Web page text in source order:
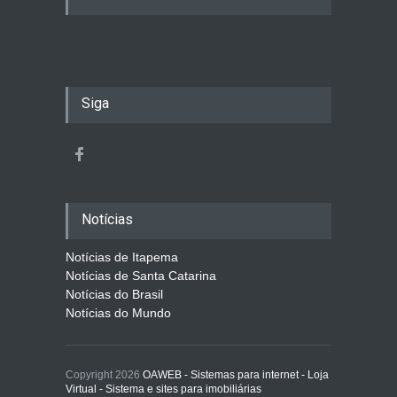
Siga
Notícias
Notícias de Itapema
Notícias de Santa Catarina
Notícias do Brasil
Notícias do Mundo
Copyright 2026 OAWEB - Sistemas para internet - Loja
Virtual - Sistema e sites para imobiliárias